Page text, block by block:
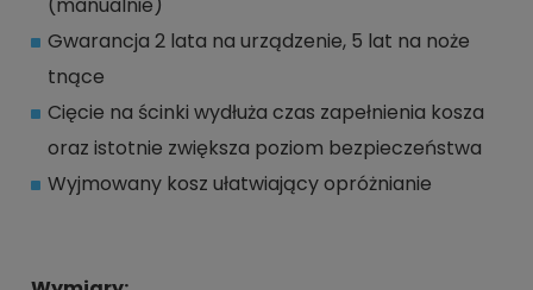
(manualnie)
Gwarancja 2 lata na urządzenie, 5 lat na noże
tnące
Cięcie na ścinki wydłuża czas zapełnienia kosza
oraz istotnie zwiększa poziom bezpieczeństwa
Wyjmowany kosz ułatwiający opróżnianie